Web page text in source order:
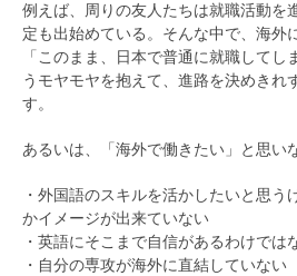
例えば、周りの友人たちは就職活動を
定も出始めている。そんな中で、海外
「このまま、日本で普通に就職して
うモヤモヤを抱えて、進路を決めきれ
す。
あるいは、「海外で働きたい」と思い
・外国語のスキルを活かしたいと思う
かイメージが出来ていない
・英語にそこまで自信があるわけでは
・自分の専攻が海外に直結していない